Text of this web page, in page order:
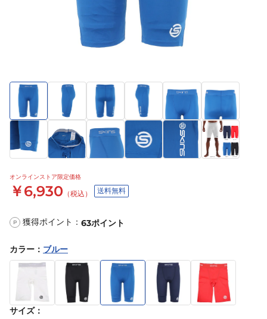
オンラインストア限定価格
￥6,930 （税込） 送料無料
P 獲得ポイント： 63ポイント
カラー ： ブルー
サイズ：